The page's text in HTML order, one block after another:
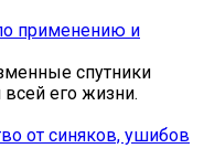
применению и
спутники
его жизни.
от синяков, ушибов